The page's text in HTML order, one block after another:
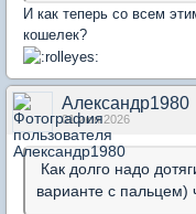
И как теперь со всем
кошелек?
Александр1980
01 июн 2026
Как долго надо
варианте с пальцем)